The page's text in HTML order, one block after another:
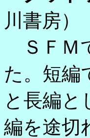
川書房）
ＳＦＭ
た。短編
と長編と
編を途切